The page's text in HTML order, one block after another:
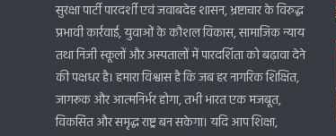
सुरक्षा पार्टी पारदर्शी एवं जवाबदेह शासन, भ्रष्टाचार के विरुद्ध
प्रभावी कार्रवाई, युवाओं के कौशल विकास, सामाजिक न्याय
तथा निजी स्कूलों और अस्पतालों में पारदर्शिता को बढ़ावा देने
की पक्षधर है। हमारा विश्वास है कि जब हर नागरिक शिक्षित,
जागरूक और आत्मनिर्भर होगा, तभी भारत एक मजबूत,
विकसित और समृद्ध राष्ट्र बन सकेगा। यदि आप शिक्षा,